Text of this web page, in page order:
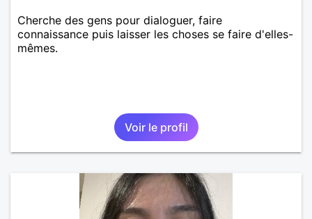
Cherche des gens pour dialoguer, faire
connaissance puis laisser les choses se faire d'elles-
mêmes.
Voir le profil